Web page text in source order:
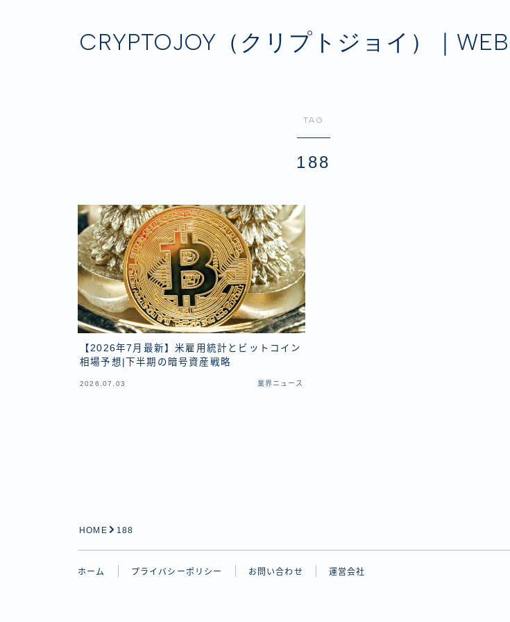
CRYPTOJOY（クリプトジョイ）｜
TAG
188
【2026年7月最新】米雇用統計とビットコイン
相場予想|下半期の暗号資産戦略
2026.07.03 業界ニュース
HOME 188
ホーム プライバシーポリシー お問い合わせ 運営会社